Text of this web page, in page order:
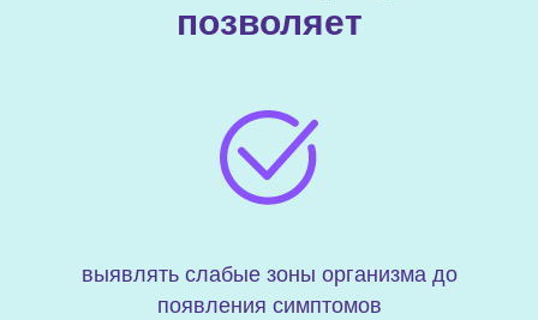
позволяет
выявлять слабые зоны организма до
появления симптомов